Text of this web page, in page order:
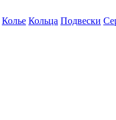
Колье Кольца Подвески